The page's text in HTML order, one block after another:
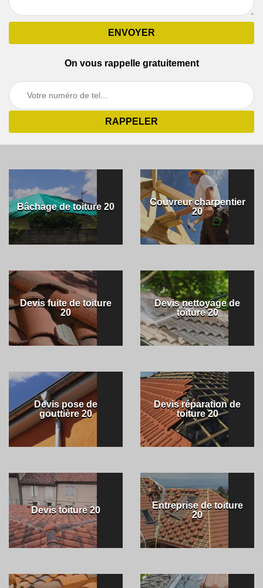
On vous rappelle gratuitement
Bâchage de toiture 20
Couvreur charpentier
20
Devis fuite de toiture
20
Devis nettoyage de
toiture 20
Devis pose de
gouttière 20
Devis réparation de
toiture 20
Devis toiture 20
Entreprise de toiture
20